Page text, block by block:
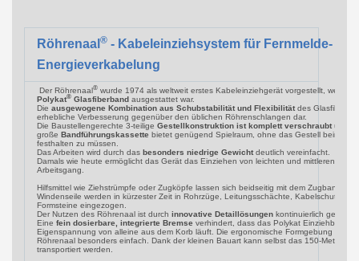
Röhrenaal ®- Kabeleinziehsystem für Fernmelde- und
Energieverkabelung
Der Röhrenaal®wurde 1974 als weltweit erstes Kabeleinziehgerät vorgestellt, welches
Polykat®Glasfiberbandausgestattet war.
Die ausgewogene Kombination aus Schubstabilität und Flexibilitätdes
erhebliche Verbesserung gegenüber den üblichen Röhrenschlangen dar.
Die Baustellengerechte 3-teilige Gestellkonstruktion ist komplett verschraubtund
große Bandführungskassette bietet genügend Spielraum, ohne das Gestell beim
festhalten zu müssen.
Das Arbeiten wird durch das besonders niedrige Gewichtdeutlich vereinfacht.
Damals wie heute ermöglicht das Gerät das Einziehen von leichten und mittleren
Arbeitsgang.
Hilfsmittel wie Ziehstrümpfe oder Zugköpfe lassen sich beidseitig mit dem Zugband
Windenseile werden in kürzester Zeit in Rohrzüge, Leitungsschächte,
Formsteine eingezogen.
Der Nutzen des Röhrenaal ist durch innovative Detaillösungenkontinuierlich
Eine fein dosierbare, integrierte Bremse verhindert, dass das Polykat Einziehband
Eigenspannung von alleine aus dem Korb läuft. Die ergonomische Formgebung
Röhrenaal besonders einfach. Dank der kleinen Bauart kann selbst das 150-Meter-
transportiert werden.